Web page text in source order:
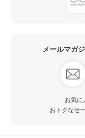
メールマガ
お気に
おトクなセ